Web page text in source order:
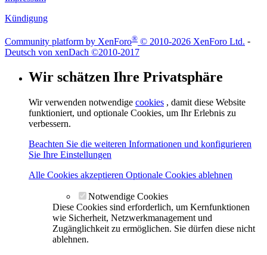
Kündigung
Community platform by XenForo® © 2010-2026 XenForo Ltd. -
Deutsch von xenDach ©2010-2017
Wir schätzen Ihre Privatsphäre
Wir verwenden notwendige cookies , damit diese Website
funktioniert, und optionale Cookies, um Ihr Erlebnis zu
verbessern.
Beachten Sie die weiteren Informationen und konfigurieren
Sie Ihre Einstellungen
Alle Cookies akzeptieren Optionale Cookies ablehnen
Notwendige Cookies
Diese Cookies sind erforderlich, um Kernfunktionen
wie Sicherheit, Netzwerkmanagement und
Zugänglichkeit zu ermöglichen. Sie dürfen diese nicht
ablehnen.